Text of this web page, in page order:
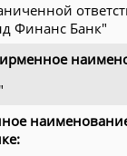
Финанс Банк"